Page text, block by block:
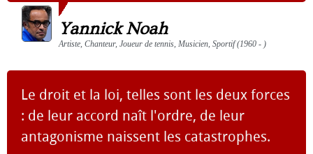
Yannick Noah
Artiste, Chanteur, Joueur de tennis, Musicien, Sportif (1960 - )
Le droit et la loi, telles sont les deux forces
: de leur accord naît l'ordre, de leur
antagonisme naissent les catastrophes.